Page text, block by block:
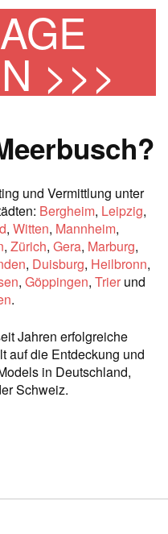
>>>
und Vermittlung unter
Bergheim, Leipzig,
, Witten, Mannheim,
, Zürich, Gera, Marburg,
, Duisburg, Heilbronn,
, Göppingen, Trier und
.
Jahren erfolgreiche
auf die Entdeckung und
in Deutschland,
Schweiz.